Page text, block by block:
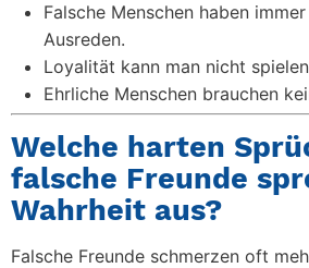
Falsche Menschen haben
Ausreden.
Loyalität kann man nicht
Ehrliche Menschen brauchen
Welche harten
falsche Freunde
Wahrheit aus?
Falsche Freunde schmerzen oft